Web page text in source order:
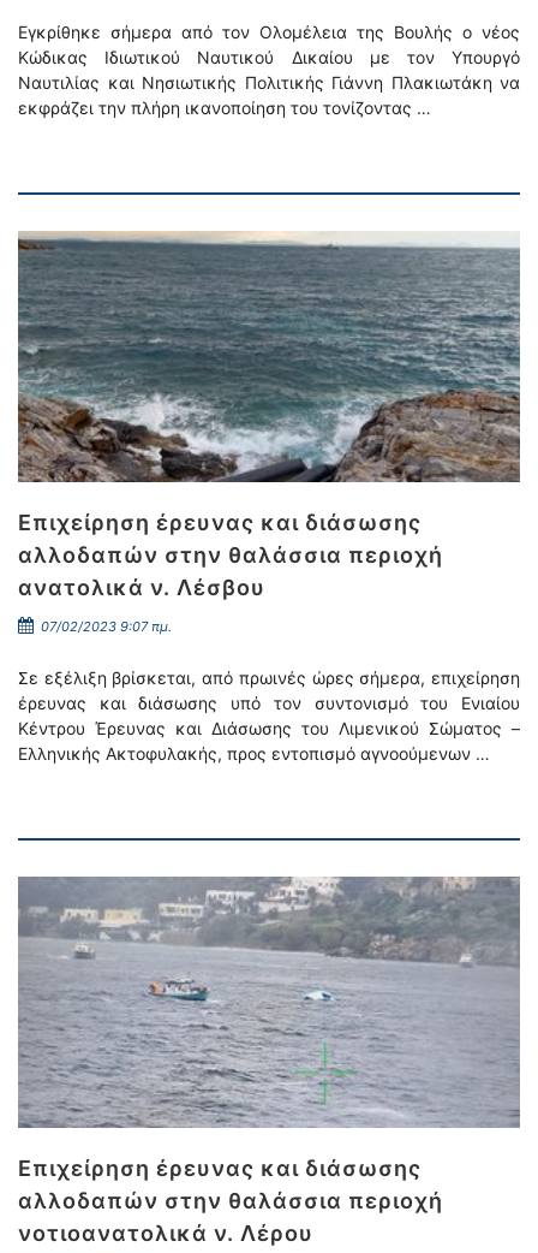
Εγκρίθηκε σήμερα από τον Ολομέλεια της Βουλής ο νέος
Κώδικας Ιδιωτικού Ναυτικού Δικαίου με τον Υπουργό
Ναυτιλίας και Νησιωτικής Πολιτικής Γιάννη Πλακιωτάκη να
εκφράζει την πλήρη ικανοποίηση του τονίζοντας …
Επιχείρηση έρευνας και διάσωσης
αλλοδαπών στην θαλάσσια περιοχή
ανατολικά ν. Λέσβου
07/02/2023 9:07 πμ.
Σε εξέλιξη βρίσκεται, από πρωινές ώρες σήμερα, επιχείρηση
έρευνας και διάσωσης υπό τον συντονισμό του Ενιαίου
Κέντρου Έρευνας και Διάσωσης του Λιμενικού Σώματος –
Ελληνικής Ακτοφυλακής, προς εντοπισμό αγνοούμενων …
Επιχείρηση έρευνας και διάσωσης
αλλοδαπών στην θαλάσσια περιοχή
νοτιοανατολικά ν. Λέρου